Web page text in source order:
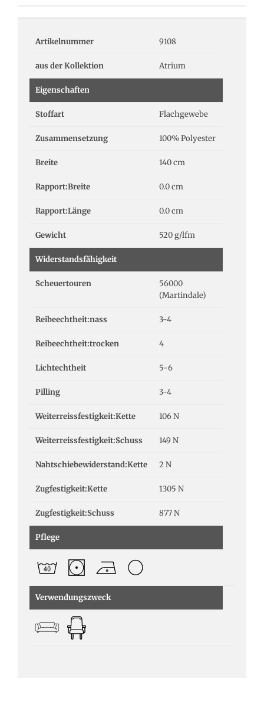
Artikelnummer 9108
aus der Kollektion Atrium
Eigenschaften
Stoffart Flachgewebe
Zusammensetzung 100% Polyester
Breite 140 cm
Rapport:Breite 0.0 cm
Rapport:Länge 0.0 cm
Gewicht 520 g/lfm
Widerstandsfähigkeit
Scheuertouren
56000
(Martindale)
Reibeechtheit:nass 3-4
Reibeechtheit:trocken 4
Lichtechtheit 5-6
Pilling 3-4
Weiterreissfestigkeit:Kette 106 N
Weiterreissfestigkeit:Schuss 149 N
Nahtschiebewiderstand:Kette 2 N
Zugfestigkeit:Kette 1305 N
Zugfestigkeit:Schuss 877 N
Pflege
Verwendungszweck